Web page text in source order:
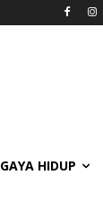
GAYA HIDUP